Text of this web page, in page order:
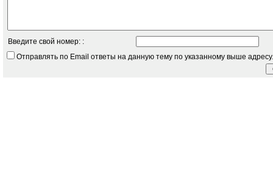
Введите свой номер: :
Отправлять по Email ответы на данную тему по указанному выше адресу.